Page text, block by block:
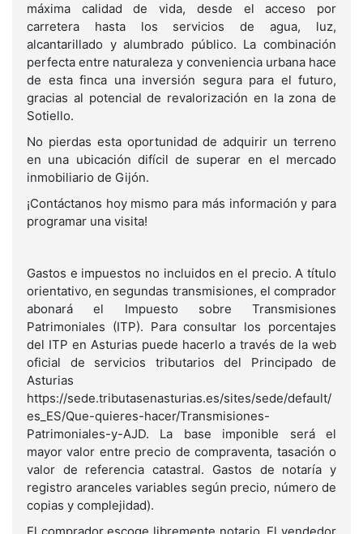
máxima calidad de vida, desde el acceso por
carretera hasta los servicios de agua, luz,
alcantarillado y alumbrado público. La combinación
perfecta entre naturaleza y conveniencia urbana hace
de esta finca una inversión segura para el futuro,
gracias al potencial de revalorización en la zona de
Sotiello.
No pierdas esta oportunidad de adquirir un terreno
en una ubicación difícil de superar en el mercado
inmobiliario de Gijón.
¡Contáctanos hoy mismo para más información y para
programar una visita!
Gastos e impuestos no incluidos en el precio. A título
orientativo, en segundas transmisiones, el comprador
abonará el Impuesto sobre Transmisiones
Patrimoniales (ITP). Para consultar los porcentajes
del ITP en Asturias puede hacerlo a través de la web
oficial de servicios tributarios del Principado de
Asturias
https://sede.tributasenasturias.es/sites/sede/default/
es_ES/Que-quieres-hacer/Transmisiones-
Patrimoniales-y-AJD. La base imponible será el
mayor valor entre precio de compraventa, tasación o
valor de referencia catastral. Gastos de notaría y
registro aranceles variables según precio, número de
copias y complejidad).